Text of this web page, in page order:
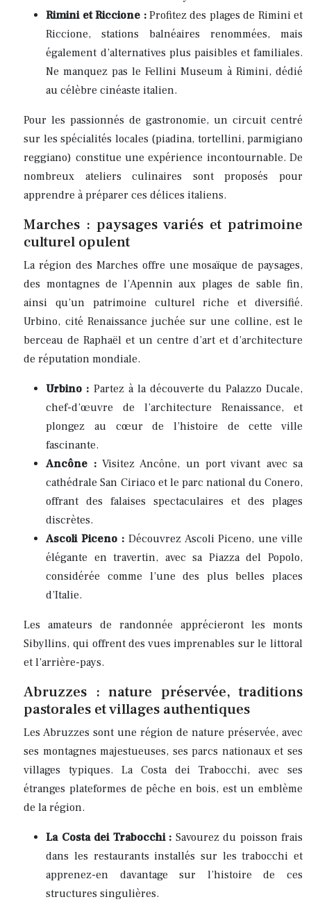
Rimini et Riccione : Profitez des plages de Rimini et
Riccione, stations balnéaires renommées, mais
également d’alternatives plus paisibles et familiales.
Ne manquez pas le Fellini Museum à Rimini, dédié
au célèbre cinéaste italien.
Pour les passionnés de gastronomie, un circuit centré
sur les spécialités locales (piadina, tortellini, parmigiano
reggiano) constitue une expérience incontournable. De
nombreux ateliers culinaires sont proposés pour
apprendre à préparer ces délices italiens.
Marches : paysages variés et patrimoine
culturel opulent
La région des Marches offre une mosaïque de paysages,
des montagnes de l’Apennin aux plages de sable fin,
ainsi qu’un patrimoine culturel riche et diversifié.
Urbino, cité Renaissance juchée sur une colline, est le
berceau de Raphaël et un centre d’art et d’architecture
de réputation mondiale.
Urbino : Partez à la découverte du Palazzo Ducale,
chef-d’œuvre de l’architecture Renaissance, et
plongez au cœur de l’histoire de cette ville
fascinante.
Ancône :Visitez Ancône, un port vivant avec sa
cathédrale San Ciriaco et le parc national du Conero,
offrant des falaises spectaculaires et des plages
discrètes.
Ascoli Piceno : Découvrez Ascoli Piceno, une ville
élégante en travertin, avec sa Piazza del Popolo,
considérée comme l’une des plus belles places
d’Italie.
Les amateurs de randonnée apprécieront les monts
Sibyllins, qui offrent des vues imprenables sur le littoral
et l’arrière-pays.
Abruzzes : nature préservée, traditions
pastorales et villages authentiques
Les Abruzzes sont une région de nature préservée, avec
ses montagnes majestueuses, ses parcs nationaux et ses
villages typiques. La Costa dei Trabocchi, avec ses
étranges plateformes de pêche en bois, est un emblème
de la région.
La Costa dei Trabocchi : Savourez du poisson frais
dans les restaurants installés sur les trabocchi et
apprenez-en davantage sur l’histoire de ces
structures singulières.